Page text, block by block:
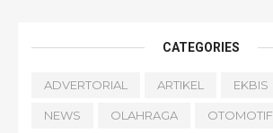
CATEGORIES
ADVERTORIAL ARTIKEL EKBIS
NEWS OLAHRAGA OTOMOTIF